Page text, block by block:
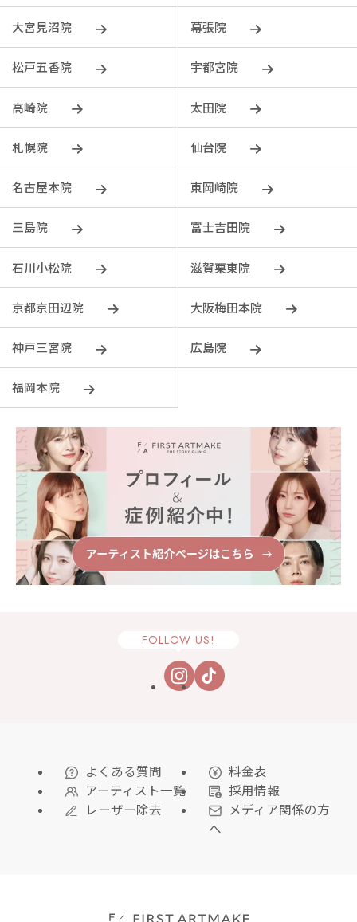
大宮見沼院 幕張院
松戸五香院 宇都宮院
⾼崎院 太田院
札幌院 仙台院
名古屋本院 東岡崎院
三島院 富士吉田院
石川小松院 滋賀栗東院
京都京田辺院 大阪梅田本院
神戸三宮院 広島院
福岡本院
FOLLOW US!
よくある質問
料金表
アーティスト一覧
採用情報
レーザー除去
メディア関係の方
へ